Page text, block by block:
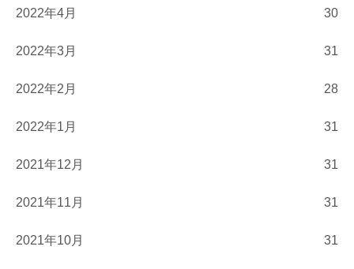
2022年4月 30
2022年3月 31
2022年2月 28
2022年1月 31
2021年12月 31
2021年11月 31
2021年10月 31